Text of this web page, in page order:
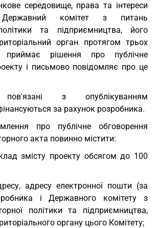
середовище, права та інтереси
Державний комітет з питань
та підприємництва, його
орган протягом трьох
приймає рішення про публічне
і письмово повідомляє про це
з опублікуванням
за рахунок розробника.
про публічне обговорення
акта повинно містити:
змісту проекту обсягом до 100
адресу електронної пошти (за
і Державного комітету з
політики та підприємництва,
органу цього Комітету;